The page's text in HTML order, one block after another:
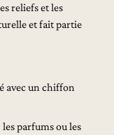
reliefs et les
et fait partie
avec un chiffon
parfums ou les